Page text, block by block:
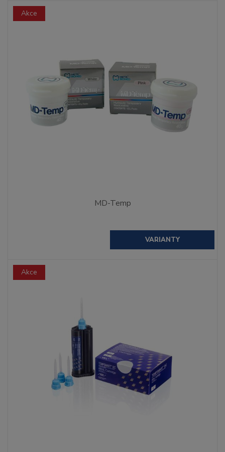
Akce
MD-Temp
VARIANTY
Akce